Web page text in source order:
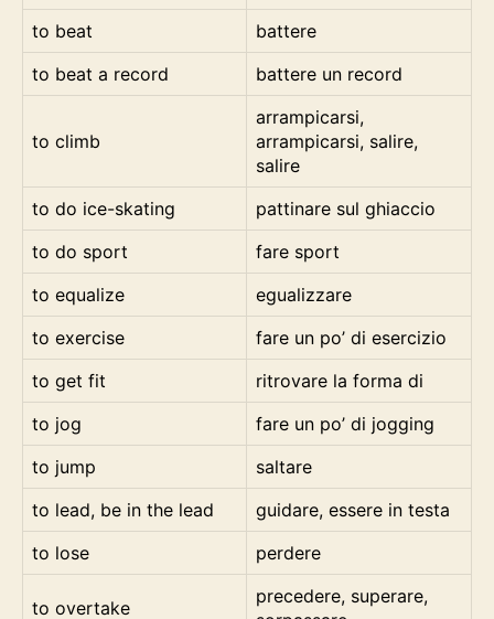
to beat
battere
to beat a record
battere un record
to climb
arrampicarsi,
arrampicarsi, salire,
salire
to do ice-skating
pattinare sul ghiaccio
to do sport
fare sport
to equalize
egualizzare
to exercise
fare un po’ di esercizio
to get fit
ritrovare la forma di
to jog
fare un po’ di jogging
to jump
saltare
to lead, be in the lead
guidare, essere in testa
to lose
perdere
to overtake
precedere, superare,